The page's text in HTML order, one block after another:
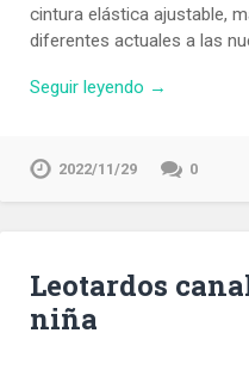
cintura elástica ajustable,
diferentes actuales a las
Seguir leyendo →
2022/11/29 0
Leotardos
niña